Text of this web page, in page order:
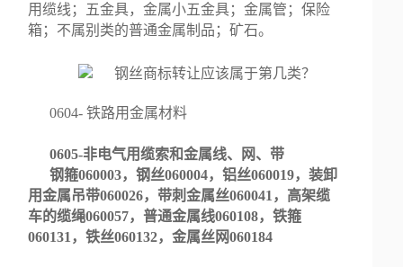
用缆线；五金具，金属小五金具；金属管；保险
箱；不属别类的普通金属制品；矿石。
0604- 铁路用金属材料
0605-非电气用缆索和金属线、网、带
钢箍060003，钢丝060004，铝丝060019，装卸
用金属吊带060026，带刺金属丝060041，高架缆
车的缆绳060057，普通金属线060108，铁箍
060131，铁丝060132，金属丝网060184